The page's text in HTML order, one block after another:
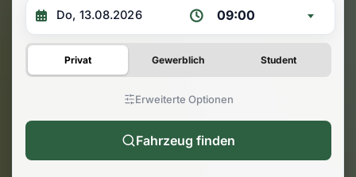
09:00
Privat Gewerblich Student
Erweiterte Optionen
Fahrzeug finden